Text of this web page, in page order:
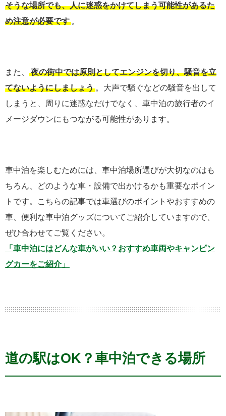
そうな場所でも、人に迷惑をかけてしまう可能性があるた
め注意が必要です 。
また、
夜の街中では原則としてエンジンを切り、騒音を立
てないようにしましょう 。大声で騒ぐなどの騒音を出して
しまうと、周りに迷惑なだけでなく、車中泊の旅行者のイ
メージダウンにもつながる可能性があります。
車中泊を楽しむためには、車中泊場所選びが大切なのはも
ちろん、どのような車・設備で出かけるかも重要なポイン
トです。こちらの記事では車選びのポイントやおすすめの
車、便利な車中泊グッズについてご紹介していますので、
ぜひ合わせてご覧ください。
「車中泊にはどんな車がいい？おすすめ車両やキャンピン
グカーをご紹介」
道の駅はOK？車中泊できる場所